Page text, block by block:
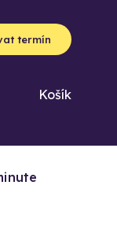
termín
Košík